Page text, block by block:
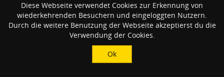
Diese Webseite verwendet Cookies zur Erkennung von
wiederkehrenden Besuchern und eingeloggten Nutzern.
Durch die weitere Benutzung der Webseite akzeptierst du die
Verwendung der Cookies.
Ok